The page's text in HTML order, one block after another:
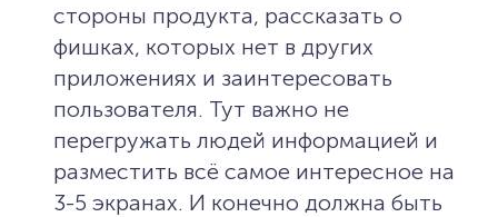
стороны продукта, рассказать о
фишках, которых нет в других
приложениях и заинтересовать
пользователя. Тут важно не
перегружать людей информацией и
разместить всё самое интересное на
3-5 экранах. И конечно должна быть